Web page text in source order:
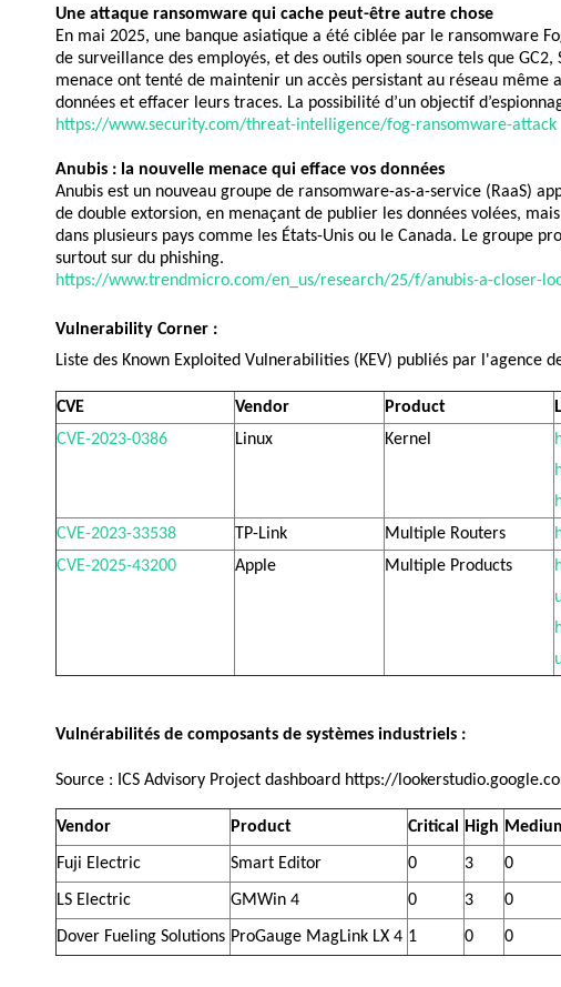
Une attaque ransomware qui cache peut-être autre chose
En mai 2025, une banque asiatique a été ciblée par le ransomware
de surveillance des employés, et des outils open source tels que
menace ont tenté de maintenir un accès persistant au réseau
données et effacer leurs traces. La possibilité d’un objectif
https://www.security.com/threat-intelligence/fog-ransomware-attack
Anubis : la nouvelle menace qui efface vos données
Anubis est un nouveau groupe de ransomware-as-a-service (RaaS)
de double extorsion, en menaçant de publier les données volées,
dans plusieurs pays comme les États-Unis ou le Canada. Le groupe
surtout sur du phishing.
https://www.trendmicro.com/en_us/research/25/f/anubis-a-closer-
Vulnerability Corner :
Liste des Known Exploited Vulnerabilities (KEV) publiés par l'agence
CVE Vendor Product
CVE-2023-0386
Linux Kernel
CVE-2023-33538
TP-Link Multiple Routers
CVE-2025-43200
Apple Multiple Products
Vulnérabilités de composants de systèmes industriels :
Source : ICS Advisory Project dashboard https://
Vendor Product Critical High
Fuji Electric Smart Editor 0 3 0
LS Electric GMWin 4 0 3 0
Dover Fueling Solutions ProGauge MagLink LX 4 1 0 0